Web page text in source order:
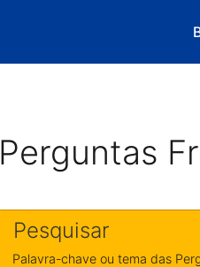
Perguntas
Pesquisar
Palavra-chave ou tema das